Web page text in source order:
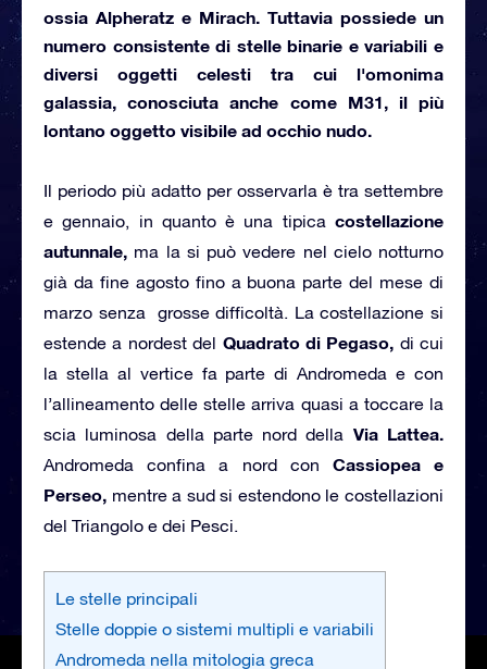
ossia Alpheratz e Mirach. Tuttavia possiede un
numero consistente di stelle binarie e variabili e
diversi oggetti celesti tra cui l'omonima
galassia, conosciuta anche comeM31,il più
lontano oggetto visibile ad occhio nudo.
Il periodo più adatto per osservarla è tra settembre
e gennaio, in quanto è una tipica costellazione
autunnale, ma la si può vedere nel cielo notturno
già da fine agosto fino a buona parte del mese di
marzo senza grosse difficoltà. La costellazione si
estende a nordest del Quadrato di Pegaso, di cui
la stella al vertice fa parte di Andromeda e con
l’allineamento delle stelle arriva quasi a toccare la
scia luminosa della parte nord della Via Lattea.
Andromeda confina a nord con Cassiopea e
Perseo, mentre a sud si estendono le costellazioni
del Triangolo e dei Pesci.
Le stelle principali
Stelle doppie o sistemi multipli e variabili
Andromeda nella mitologia greca